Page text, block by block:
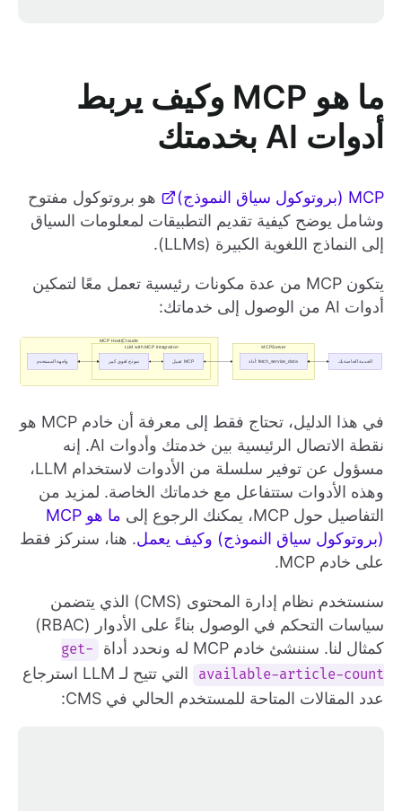
ما هو MCP وكيف يربط
أدوات AI بخدمتك
MCP (بروتوكول سياق النموذج)
هو بروتوكول مفتوح
وشامل يوضح كيفية تقديم التطبيقات لمعلومات السياق
إلى النماذج اللغوية الكبيرة (LLMs).
يتكون MCP من عدة مكونات رئيسية تعمل معًا لتمكين
أدوات AI من الوصول إلى خدماتك:
في هذا الدليل، تحتاج فقط إلى معرفة أن خادم MCP هو
نقطة الاتصال الرئيسية بين خدمتك وأدوات AI. إنه
مسؤول عن توفير سلسلة من الأدوات لاستخدام LLM،
وهذه الأدوات ستتفاعل مع خدماتك الخاصة. لمزيد من
التفاصيل حول MCP، يمكنك الرجوع إلى
ما هو MCP
(بروتوكول سياق النموذج) وكيف يعمل. هنا، سنركز فقط
على خادم MCP.
سنستخدم نظام إدارة المحتوى (CMS) الذي يتضمن
سياسات التحكم في الوصول بناءً على الأدوار (RBAC)
كمثال لنا. سننشئ خادم MCP له ونحدد أداة
get-
available-article-count
التي تتيح لـ LLM استرجاع
عدد المقالات المتاحة للمستخدم الحالي في CMS: